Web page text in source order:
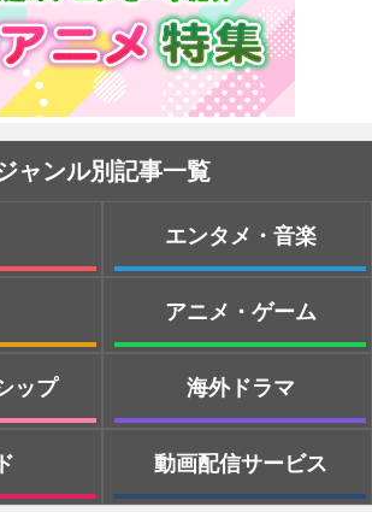
ャンル別記事一覧
ップ
エンタメ・音楽
アニメ・ゲーム
海外ドラマ
動画配信サービス